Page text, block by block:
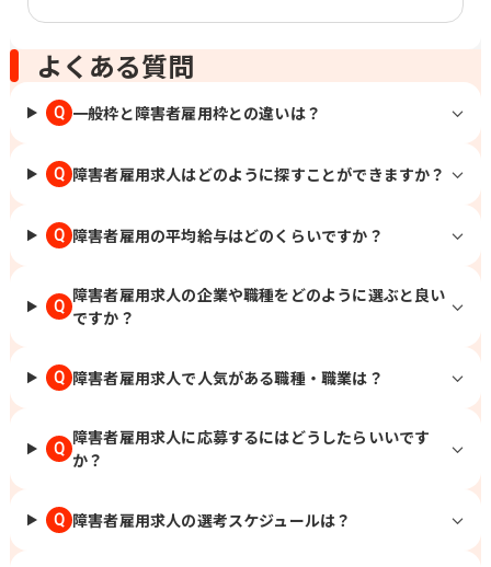
よくある質問
Q 一般枠と障害者雇用枠との違いは？
Q 障害者雇用求人はどのように探すことができますか？
Q 障害者雇用の平均給与はどのくらいですか？
Q
障害者雇用求人の企業や職種をどのように選ぶと良い
ですか？
Q 障害者雇用求人で人気がある職種・職業は？
Q
障害者雇用求人に応募するにはどうしたらいいです
か？
Q 障害者雇用求人の選考スケジュールは？